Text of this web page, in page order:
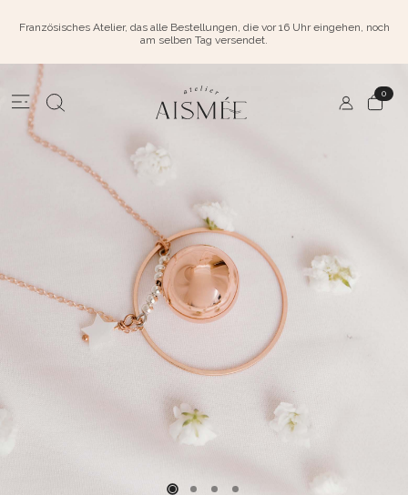
Französisches Atelier, das alle Bestellungen, die vor 16 Uhr eingehen, noch
am selben Tag versendet.
0